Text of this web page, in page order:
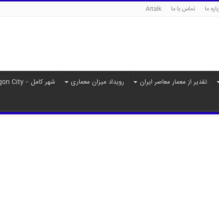
ما تماس با ما Artalk
تقدیر از معمار معاصر ایران رویداد میزان معماری شهر کامل – Paragon City